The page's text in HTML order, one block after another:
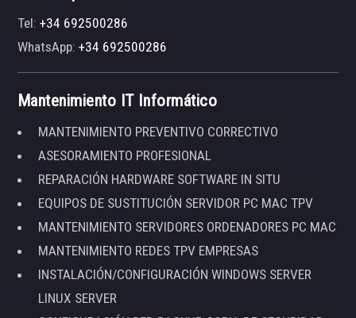
Tel:+34 692500286
WhatsApp:+34 692500286
Mantenimiento IT Informático
MANTENIMIENTO PREVENTIVO CORRECTIVO
ASESORAMIENTO PROFESIONAL
REPARACIÓN HARDWARE SOFTWARE IN SITU
EQUIPOS DE SUSTITUCIÓN SERVIDOR PC MAC TPV
MANTENIMIENTO SERVIDORES ORDENADORES PC MAC
MANTENIMIENTO REDES TPV EMPRESAS
INSTALACIÓN/CONFIGURACIÓN WINDOWS SERVER
LINUX SERVER